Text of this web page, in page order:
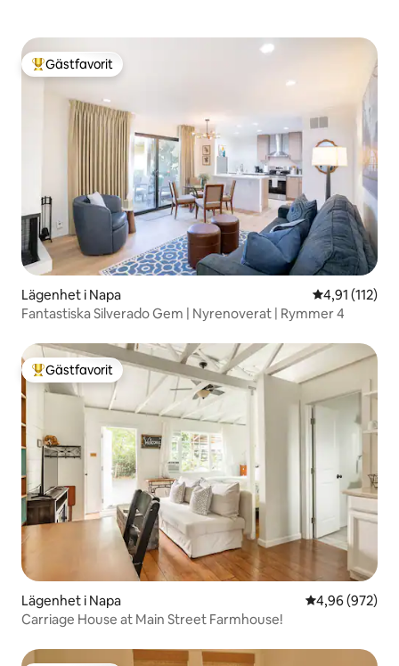
Populär gästfavorit
Gästfavorit
Lägenhet i Napa 4,91 av 5 i
4,91 (112)
Fantastiska Silverado Gem | Nyrenoverat | Rymmer 4
Populär gästfavorit
Gästfavorit
Lägenhet i Napa 4,96 av 5 i
4,96 (972)
Carriage House at Main Street Farmhouse!